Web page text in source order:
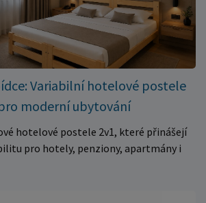
cenu, která patří k nejvýhodnějším na
do vyprodání zásob. Nakupujte chytře a
ušetřete!
Variabilní hotelové postele
moderní ubytování
hotelové postele 2v1, které přinášejí
pro hotely, penziony, apartmány i